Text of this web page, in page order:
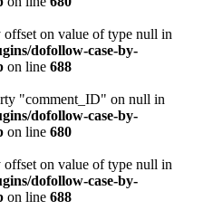
offset on value of type null in
dofollow-case-by-
on line 688
"comment_ID" on null in
dofollow-case-by-
on line 680
offset on value of type null in
dofollow-case-by-
on line 688